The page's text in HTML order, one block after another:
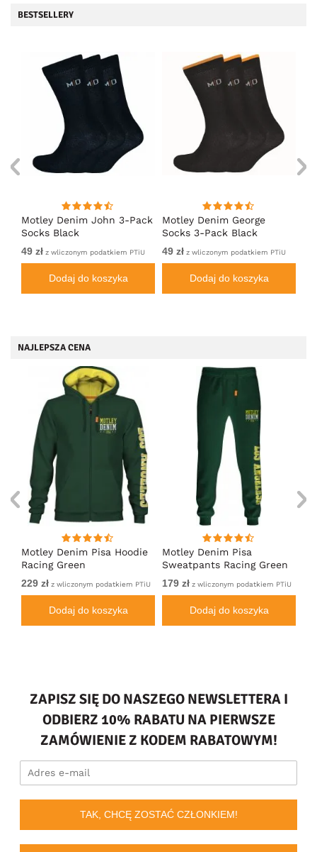
BESTSELLERY
Motley Denim John 3-Pack
Socks Black
49 zł z wliczonym podatkiem PTiU
Dodaj do koszyka
Motley Denim George
Socks 3-Pack Black
49 zł z wliczonym podatkiem PTiU
Dodaj do koszyka
NAJLEPSZA CENA
Motley Denim Pisa Hoodie
Racing Green
229 zł z wliczonym podatkiem PTiU
Dodaj do koszyka
Motley Denim Pisa
Sweatpants Racing Green
179 zł z wliczonym podatkiem PTiU
Dodaj do koszyka
ZAPISZ SIĘ DO NASZEGO NEWSLETTERA I
ODBIERZ 10% RABATU NA PIERWSZE
ZAMÓWIENIE Z KODEM RABATOWYM!
TAK, CHCĘ ZOSTAĆ CZŁONKIEM!